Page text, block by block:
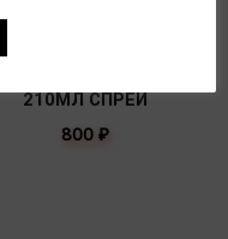
210МЛ СПРЕЙ
800 ₽